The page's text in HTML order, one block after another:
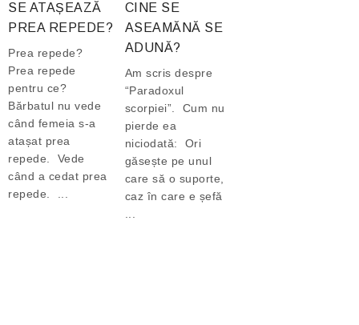
SE ATAȘEAZĂ
PREA REPEDE?
Prea repede?
Prea repede
pentru ce?
Bărbatul nu vede
când femeia s-a
atașat prea
repede. Vede
când a cedat prea
repede. ...
CINE SE
ASEAMĂNĂ SE
ADUNĂ?
Am scris despre
“Paradoxul
scorpiei”. Cum nu
pierde ea
niciodată: Ori
găsește pe unul
care să o suporte,
caz în care e șefă
...